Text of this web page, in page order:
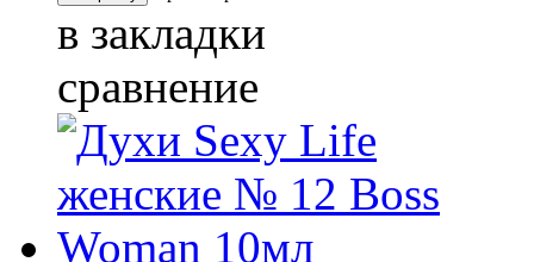
в закладки
сравнение